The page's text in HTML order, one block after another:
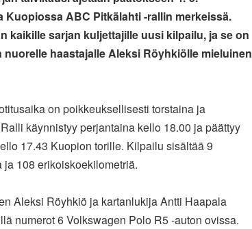
Kuopiossa ABC Pitkälahti -rallin merkeissä.
kaikille sarjan kuljettajille uusi kilpailu, ja se on
nuorelle haastajalle Aleksi Röyhkiölle mieluinen
on poikkeuksellisesti torstaina ja
Ralli käynnistyy perjantaina kello 18.00 ja päättyy
17.43 Kuopion torille. Kilpailu sisältää 9
ja 108 erikoiskoekilometriä.
Aleksi Röyhkiö ja kartanlukija Antti Haapala
numerot 6 Volkswagen Polo R5 -auton ovissa.